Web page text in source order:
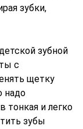
зубки,
зубной
с
щетку
надо
тонкая и легко
зубы